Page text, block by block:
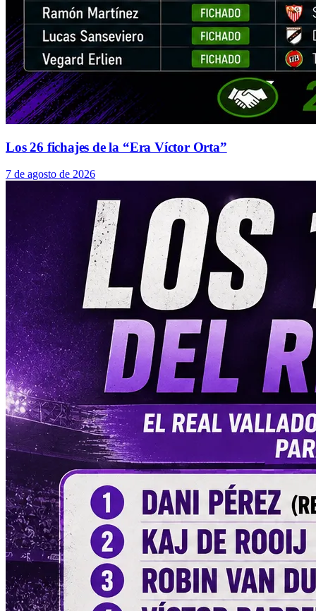
Los 26 fichajes de la “Era Víctor Orta”
7 de agosto de 2026